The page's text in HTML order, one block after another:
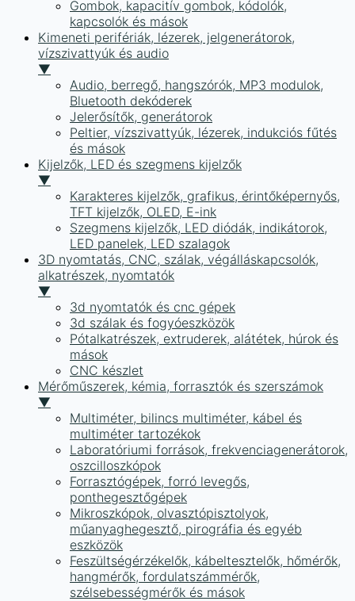
Gombok, kapacitív gombok, kódolók,
kapcsolók és mások
Kimeneti perifériák, lézerek, jelgenerátorok,
vízszivattyúk és audio
▼
Audio, berregő, hangszórók, MP3 modulok,
Bluetooth dekóderek
Jelerősítők, generátorok
Peltier, vízszivattyúk, lézerek, indukciós fűtés
és mások
Kijelzők, LED és szegmens kijelzők
▼
Karakteres kijelzők, grafikus, érintőképernyős,
TFT kijelzők, OLED, E-ink
Szegmens kijelzők, LED diódák, indikátorok,
LED panelek, LED szalagok
3D nyomtatás, CNC, szálak, végálláskapcsolók,
alkatrészek, nyomtatók
▼
3d nyomtatók és cnc gépek
3d szálak és fogyóeszközök
Pótalkatrészek, extruderek, alátétek, húrok és
mások
CNC készlet
Mérőműszerek, kémia, forrasztók és szerszámok
▼
Multiméter, bilincs multiméter, kábel és
multiméter tartozékok
Laboratóriumi források, frekvenciagenerátorok,
oszcilloszkópok
Forrasztógépek, forró levegős,
ponthegesztőgépek
Mikroszkópok, olvasztópisztolyok,
műanyaghegesztő, pirográfia és egyéb
eszközök
Feszültségérzékelők, kábeltesztelők, hőmérők,
hangmérők, fordulatszámmérők,
szélsebességmérők és mások